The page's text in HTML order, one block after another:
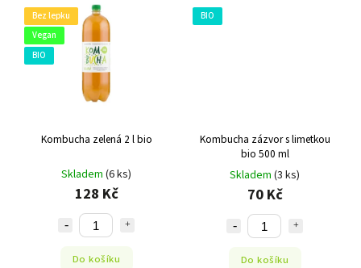
Bez lepku
Vegan
BIO
Kombucha zelená 2 l bio
Skladem (6 ks)
128 Kč
Do košíku
BIO
Kombucha zázvor s limetkou
bio 500 ml
Skladem (3 ks)
70 Kč
Do košíku